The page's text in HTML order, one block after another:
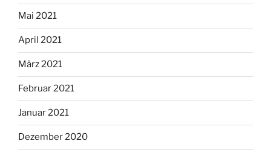
Mai 2021
April 2021
März 2021
Februar 2021
Januar 2021
Dezember 2020